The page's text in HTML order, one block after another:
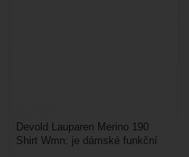
Devold Lauparen Merino 190
Shirt Wmn: je dámské funkční